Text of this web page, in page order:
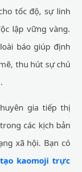
tốc độ, sự linh
lập vững vàng.
báo giúp định
thu hút sự chú
gia tiếp thị
các kịch bản
xã hội. Bạn có
kaomoji trực